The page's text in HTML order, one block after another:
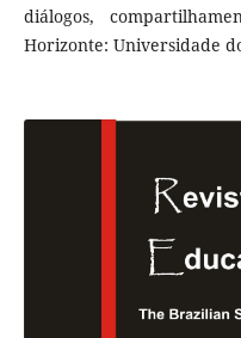
diálogos,
Horizonte: Universidade